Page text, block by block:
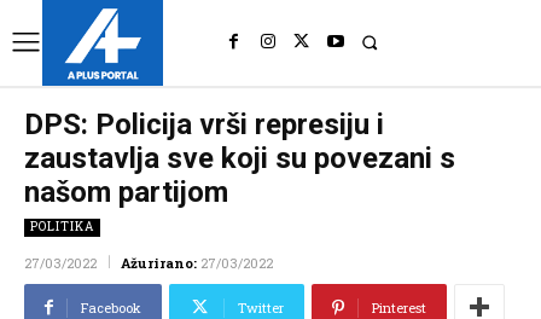
DPS: Policija vrši represiju i
zaustavlja sve koji su povezani s
našom partijom
POLITIKA
27/03/2022 Ažurirano: 27/03/2022
Facebook Twitter Pinterest